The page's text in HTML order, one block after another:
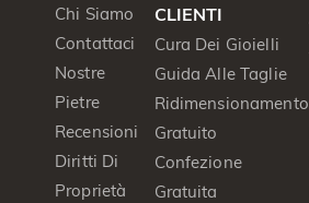
Chi Siamo
Contattaci
Nostre
Pietre
Recensioni
Diritti Di
Proprietà
CLIENTI
Cura Dei Gioielli
Guida Alle Taglie
Ridimensionamento
Gratuito
Confezione
Gratuita